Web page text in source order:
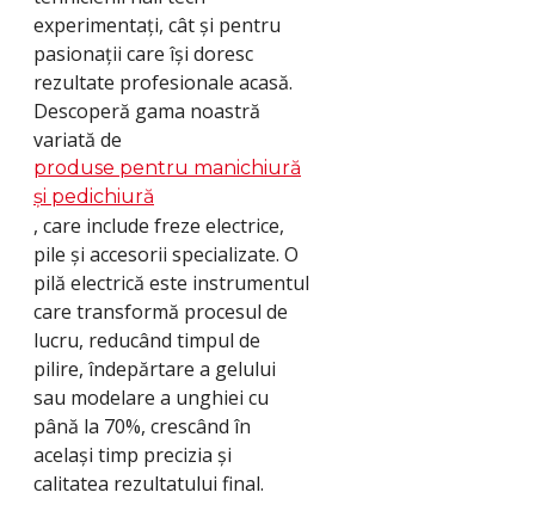
experimentați, cât și pentru
pasionații care își doresc
rezultate profesionale acasă.
Descoperă gama noastră
variată de
produse pentru manichiură
și pedichiură
, care include freze electrice,
pile și accesorii specializate. O
pilă electrică este instrumentul
care transformă procesul de
lucru, reducând timpul de
pilire, îndepărtare a gelului
sau modelare a unghiei cu
până la 70%, crescând în
același timp precizia și
calitatea rezultatului final.